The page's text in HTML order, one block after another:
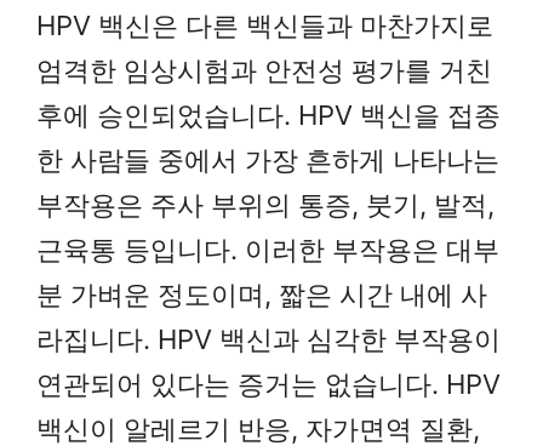
HPV 백신은 다른 백신들과 마찬가지로
엄격한 임상시험과 안전성 평가를 거친
후에 승인되었습니다. HPV 백신을 접종
한 사람들 중에서 가장 흔하게 나타나는
부작용은 주사 부위의 통증, 붓기, 발적,
근육통 등입니다. 이러한 부작용은 대부
분 가벼운 정도이며, 짧은 시간 내에 사
라집니다. HPV 백신과 심각한 부작용이
연관되어 있다는 증거는 없습니다. HPV
백신이 알레르기 반응, 자가면역 질환,